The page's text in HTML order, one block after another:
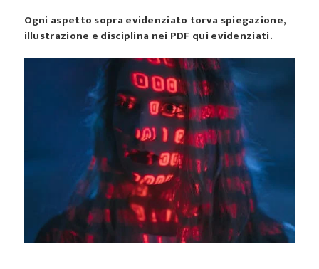
Ogni aspetto sopra evidenziato torva spiegazione,
illustrazione e disciplina nei PDF qui evidenziati.